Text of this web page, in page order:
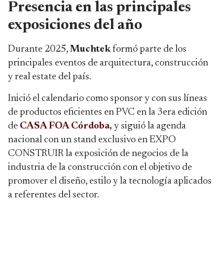
Presencia en las principales
exposiciones del año
Durante 2025, Muchtekformó parte de los
principales eventos de arquitectura, construcción
y real estate del país.
Inició el calendario como sponsor y con sus líneas
de productos eficientes en PVC en la 3era edición
de CASA FOA Córdoba, y siguió la agenda
nacional con un stand exclusivo en EXPO
CONSTRUIR la exposición de negocios de la
industria de la construcción con el objetivo de
promover el diseño, estilo y la tecnología aplicados
a referentes del sector.